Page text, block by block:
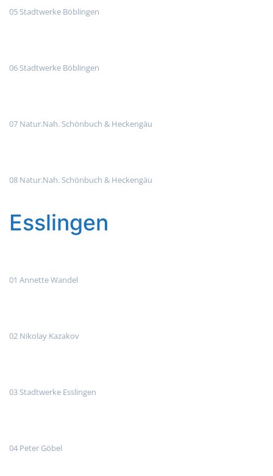
05 Stadtwerke Böblingen
06 Stadtwerke Böblingen
07 Natur.Nah. Schönbuch & Heckengäu
08 Natur.Nah. Schönbuch & Heckengäu
Esslingen
01 Annette Wandel
02 Nikolay Kazakov
03 Stadtwerke Esslingen
04 Peter Göbel